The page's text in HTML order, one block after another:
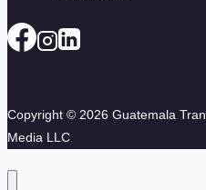
Copyright © 2026 Guatemala
Media LLC